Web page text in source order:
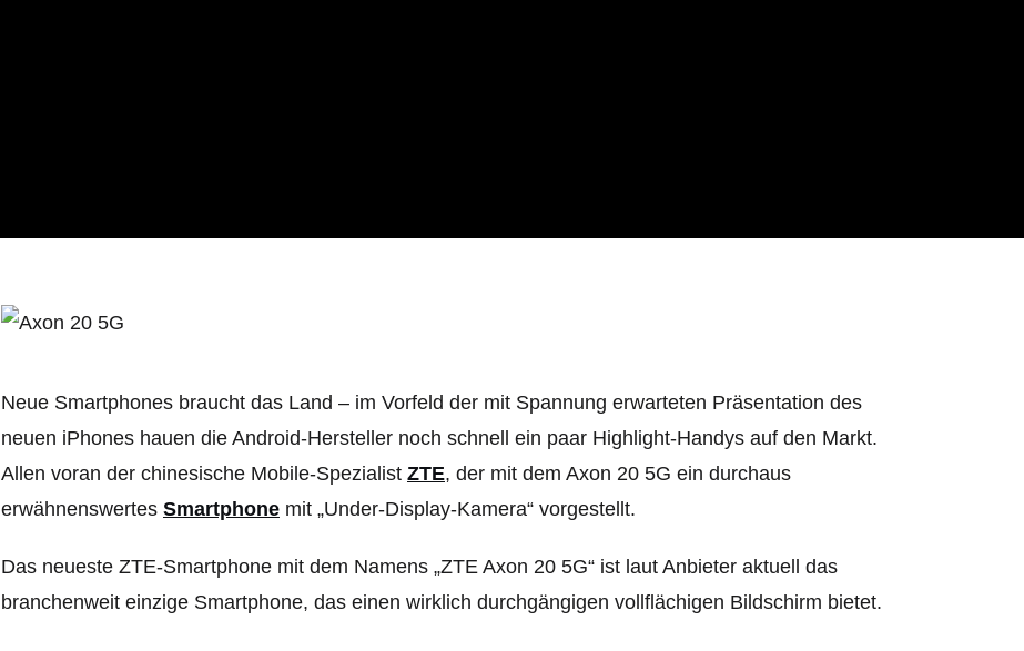
Neue Smartphones braucht das Land – im Vorfeld der mit Spannung erwarteten Präsentation des
neuen iPhones hauen die Android-Hersteller noch schnell ein paar Highlight-Handys auf den Markt.
Allen voran der chinesische Mobile-Spezialist ZTE, der mit dem Axon 20 5G ein durchaus
erwähnenswertes Smartphone mit „Under-Display-Kamera“ vorgestellt.
Das neueste ZTE-Smartphone mit dem Namens „ZTE Axon 20 5G“ ist laut Anbieter aktuell das
branchenweit einzige Smartphone, das einen wirklich durchgängigen vollflächigen Bildschirm bietet.